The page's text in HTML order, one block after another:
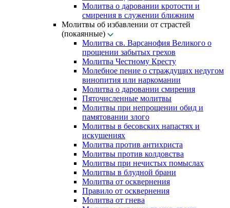
Молитва о даровании кротости и
смирения в служении ближним
Молитвы об избавлении от страстей
(покаянные)
Молитва св. Варсанофия Великого о
прощении забытых грехов
Молитва Честному Кресту
Молебное пение о страждущих недугом
винопития или наркомании
Молитва о даровании смирения
Пяточисленные молитвы
Молитвы при непрощении обид и
памятовании злого
Молитвы в бесовских напастях и
искушениях
Молитва против антихриста
Молитвы против колдовства
Молитвы при нечистых помыслах
Молитвы в блудной брани
Молитва от осквернения
Правило от осквернения
Молитва от гнева